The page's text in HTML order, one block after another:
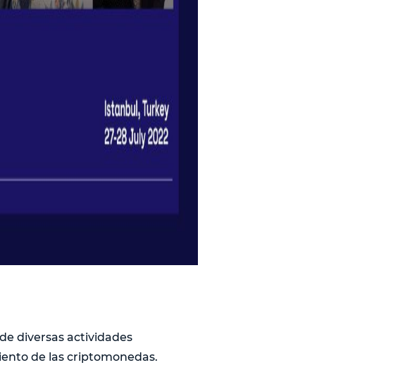
diversas actividades
de las criptomonedas.